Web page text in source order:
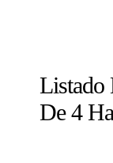
Listado
De 4